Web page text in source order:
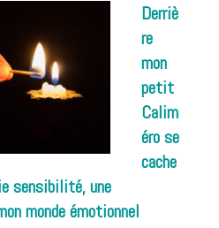
Derriè
re
mon
petit
Calim
éro se
cache
sensibilité, une
monde émotionnel